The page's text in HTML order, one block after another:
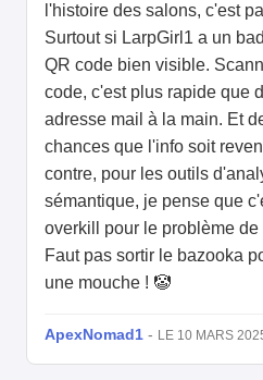
l'histoire des salons, c'est
Surtout si LarpGirl1 a un
QR code bien visible.
code, c'est plus rapide que
adresse mail à la main. Et
chances que l'info soit
contre, pour les outils
sémantique, je pense que
overkill pour le problème de
Faut pas sortir le bazooka
une mouche ! 🤡
ApexNomad1 - LE 10 MARS